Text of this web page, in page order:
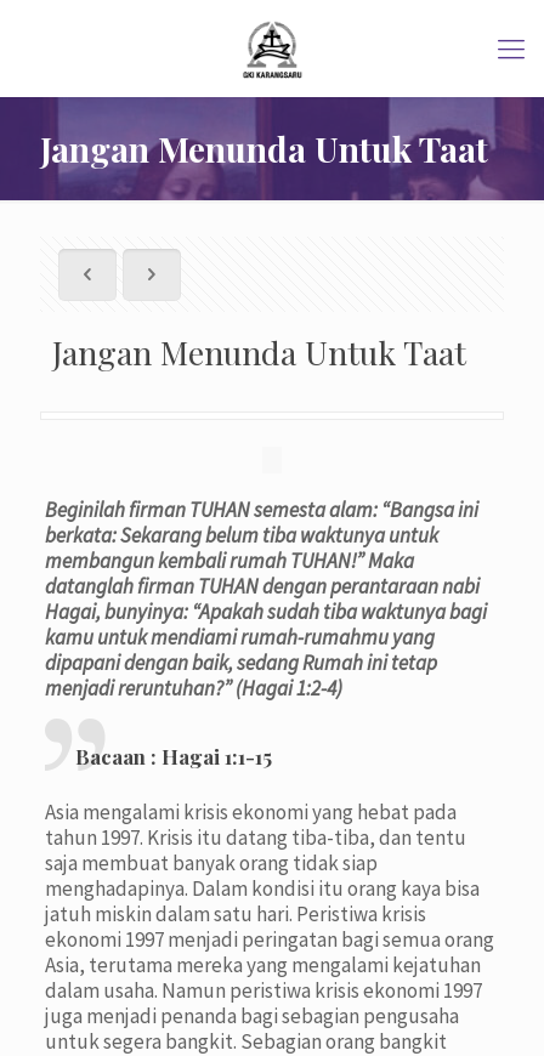
Jangan Menunda Untuk Taat
Jangan Menunda Untuk Taat
Beginilah firman TUHAN semesta alam: “Bangsa ini
berkata: Sekarang belum tiba waktunya untuk
membangun kembali rumah TUHAN!” Maka
datanglah firman TUHAN dengan perantaraan nabi
Hagai, bunyinya: “Apakah sudah tiba waktunya bagi
kamu untuk mendiami rumah-rumahmu yang
dipapani dengan baik, sedang Rumah ini tetap
menjadi reruntuhan?” (Hagai 1:2-4)
Bacaan : Hagai 1:1-15
Asia mengalami krisis ekonomi yang hebat pada
tahun 1997. Krisis itu datang tiba-tiba, dan tentu
saja membuat banyak orang tidak siap
menghadapinya. Dalam kondisi itu orang kaya bisa
jatuh miskin dalam satu hari. Peristiwa krisis
ekonomi 1997 menjadi peringatan bagi semua orang
Asia, terutama mereka yang mengalami kejatuhan
dalam usaha. Namun peristiwa krisis ekonomi 1997
juga menjadi penanda bagi sebagian pengusaha
untuk segera bangkit. Sebagian orang bangkit